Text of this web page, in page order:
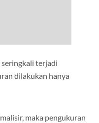
seringkali terjadi
dilakukan hanya
maka pengukuran